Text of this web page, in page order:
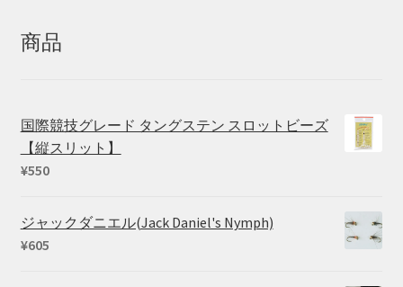
商品
国際競技グレード タングステン スロットビーズ
【縦スリット】
¥550
ジャックダニエル(Jack Daniel's Nymph)
¥605